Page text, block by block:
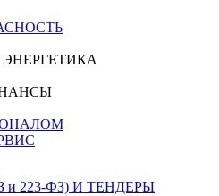
и 223-ФЗ) И ТЕНДЕРЫ